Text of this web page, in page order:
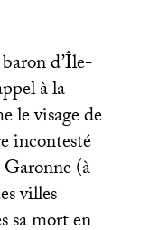
d’Île-
à la
le visage de
incontesté
(à
villes
sa mort en